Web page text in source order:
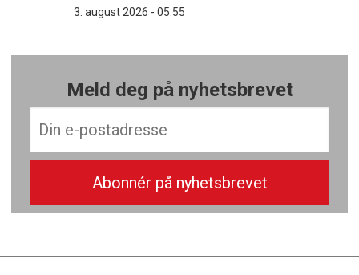
3. august 2026 - 05:55
Meld deg på nyhetsbrevet